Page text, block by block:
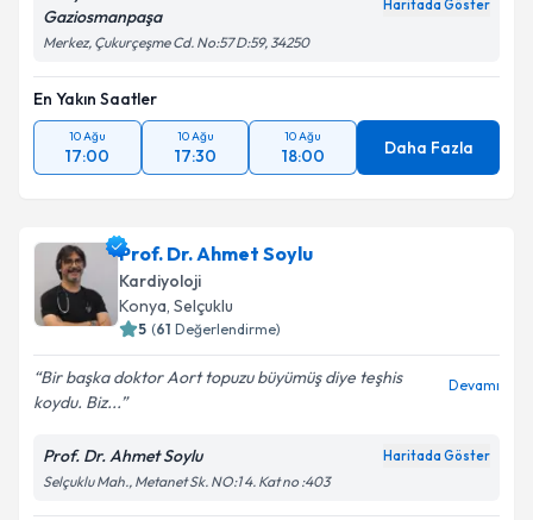
Gaziosmanpaşa
Haritada Göster
Merkez, Çukurçeşme Cd. No:57 D:59, 34250
En Yakın Saatler
10 Ağu
17:00
10 Ağu
17:30
10 Ağu
18:00 Daha Fazla
Prof. Dr. Ahmet Soylu
Kardiyoloji
Konya, Selçuklu
5 (61 Değerlendirme)
Bir başka doktor Aort topuzu büyümüş diye teşhis
koydu. Biz...
Devamı
Prof. Dr. Ahmet Soylu Haritada Göster
Selçuklu Mah., Metanet Sk. NO:1 4. Kat no :403